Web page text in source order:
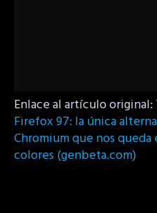
Enlace al artículo original:
Firefox 97: la única
Chromium que nos
colores (genbeta.com)